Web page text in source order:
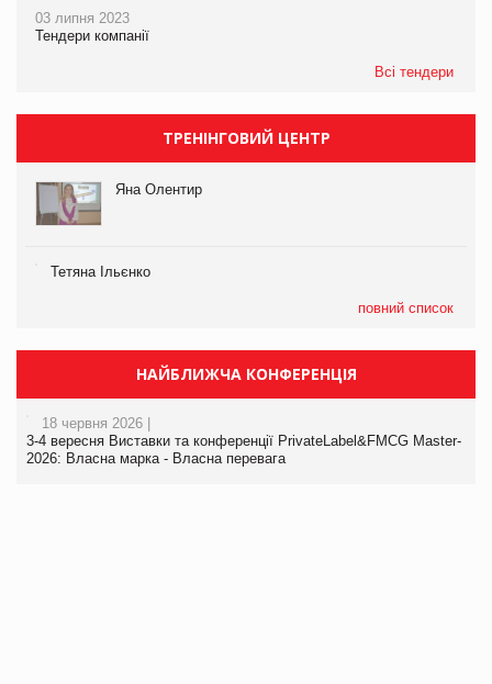
03 липня 2023
Тендери компанії
Всі тендери
ТРЕНІНГОВИЙ ЦЕНТР
Яна Олентир
Тетяна Ільєнко
повний список
НАЙБЛИЖЧА КОНФЕРЕНЦІЯ
18 червня 2026 |
3-4 вересня Виставки та конференції PrivateLabel&FMCG Master-
2026: Власна марка - Власна перевага